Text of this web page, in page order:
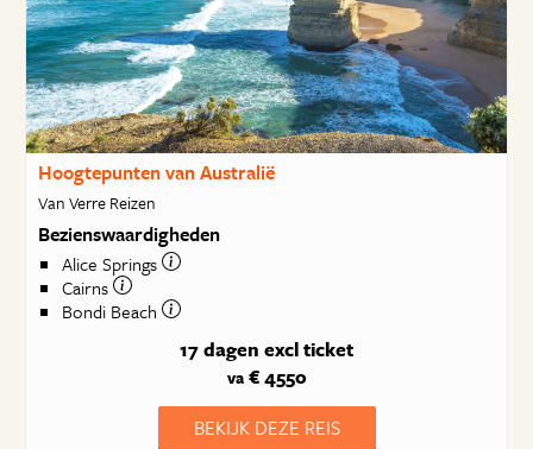
Hoogtepunten van Australië
Van Verre Reizen
Bezienswaardigheden
Alice Springs
Cairns
Bondi Beach
17 dagen excl ticket
va€ 4550
BEKIJK DEZE REIS